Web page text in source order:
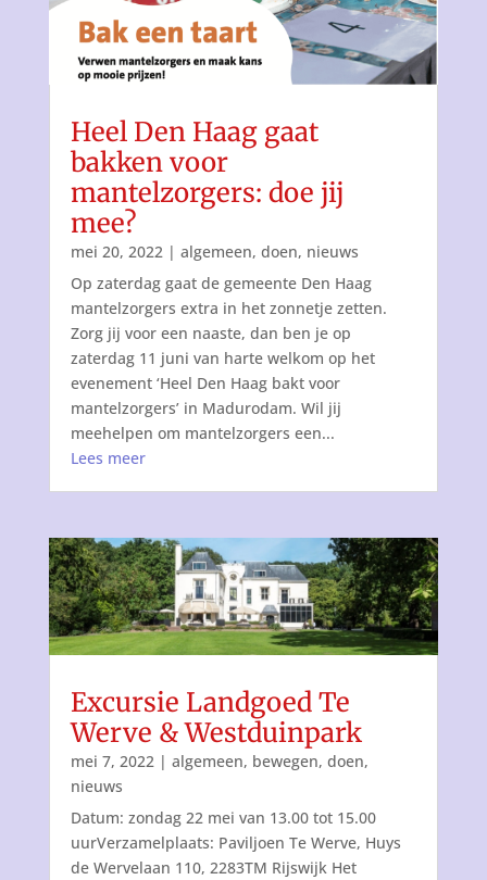
Heel Den Haag gaat
bakken voor
mantelzorgers: doe jij
mee?
mei 20, 2022| algemeen, doen, nieuws
Op zaterdag gaat de gemeente Den Haag
mantelzorgers extra in het zonnetje zetten.
Zorg jij voor een naaste, dan ben je op
zaterdag 11 juni van harte welkom op het
evenement ‘Heel Den Haag bakt voor
mantelzorgers’ in Madurodam. Wil jij
meehelpen om mantelzorgers een...
Lees meer
Excursie Landgoed Te
Werve & Westduinpark
mei 7, 2022 | algemeen, bewegen, doen,
nieuws
Datum: zondag 22 mei van 13.00 tot 15.00
uurVerzamelplaats: Paviljoen Te Werve, Huys
de Wervelaan 110, 2283TM Rijswijk Het